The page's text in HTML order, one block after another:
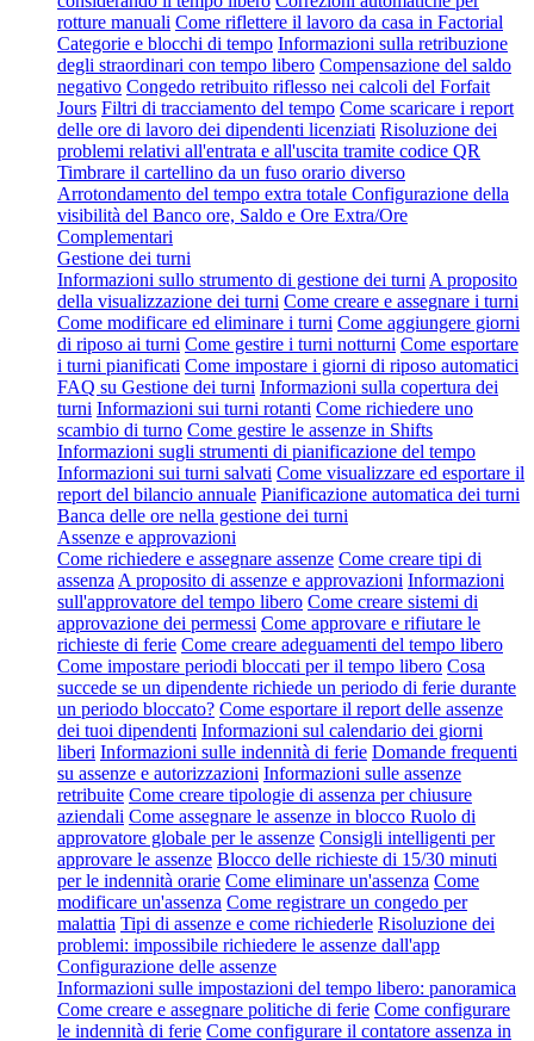
rotture manuali Come riflettere il lavoro da casa in Factorial
Categorie e blocchi di tempo Informazioni sulla retribuzione
degli straordinari con tempo libero Compensazione del saldo
negativo Congedo retribuito riflesso nei calcoli del Forfait
Jours Filtri di tracciamento del tempo Come scaricare i report
delle ore di lavoro dei dipendenti licenziati Risoluzione dei
problemi relativi all'entrata e all'uscita tramite codice QR
Timbrare il cartellino da un fuso orario diverso
Arrotondamento del tempo extra totale Configurazione della
visibilità del Banco ore, Saldo e Ore Extra/Ore
Complementari
Gestione dei turni
Informazioni sullo strumento di gestione dei turni A proposito
della visualizzazione dei turni Come creare e assegnare i turni
Come modificare ed eliminare i turni Come aggiungere giorni
di riposo ai turni Come gestire i turni notturni Come esportare
i turni pianificati Come impostare i giorni di riposo automatici
FAQ su Gestione dei turni Informazioni sulla copertura dei
turni Informazioni sui turni rotanti Come richiedere uno
scambio di turno Come gestire le assenze in Shifts
Informazioni sugli strumenti di pianificazione del tempo
Informazioni sui turni salvati Come visualizzare ed esportare il
report del bilancio annuale Pianificazione automatica dei turni
Banca delle ore nella gestione dei turni
Assenze e approvazioni
Come richiedere e assegnare assenze Come creare tipi di
assenza A proposito di assenze e approvazioni Informazioni
sull'approvatore del tempo libero Come creare sistemi di
approvazione dei permessi Come approvare e rifiutare le
richieste di ferie Come creare adeguamenti del tempo libero
Come impostare periodi bloccati per il tempo libero Cosa
succede se un dipendente richiede un periodo di ferie durante
un periodo bloccato? Come esportare il report delle assenze
dei tuoi dipendenti Informazioni sul calendario dei giorni
liberi Informazioni sulle indennità di ferie Domande frequenti
su assenze e autorizzazioni Informazioni sulle assenze
retribuite Come creare tipologie di assenza per chiusure
aziendali Come assegnare le assenze in blocco Ruolo di
approvatore globale per le assenze Consigli intelligenti per
approvare le assenze Blocco delle richieste di 15/30 minuti
per le indennità orarie Come eliminare un'assenza Come
modificare un'assenza Come registrare un congedo per
malattia Tipi di assenze e come richiederle Risoluzione dei
problemi: impossibile richiedere le assenze dall'app
Configurazione delle assenze
Informazioni sulle impostazioni del tempo libero: panoramica
Come creare e assegnare politiche di ferie Come configurare
le indennità di ferie Come configurare il contatore assenza in